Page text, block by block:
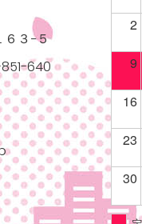
６３−５
640
2
9
16
23
30